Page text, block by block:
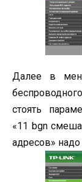
Далее в
стоять
«11 bgn
адресов»